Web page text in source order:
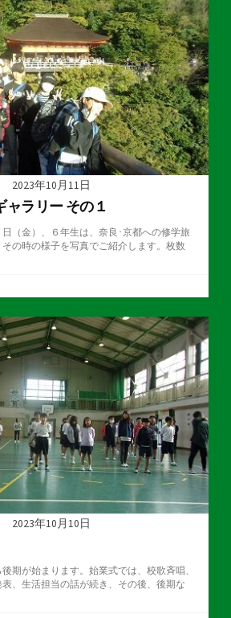
2023年10月11日
ャラリー その１
（金）、６年生は、奈良･京都への修学旅
の時の様子を写真でご紹介します。枚数
2023年10月10日
期が始まります。始業式では、校歌斉唱、
、生活担当の話が続き、その後、後期な